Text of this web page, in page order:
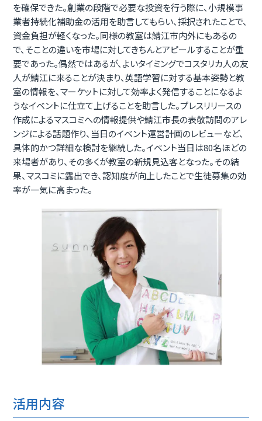
を確保できた。創業の段階で必要な投資を行う際に、小規模事
業者持続化補助金の活用を助言してもらい、採択されたことで、
資金負担が軽くなった。同様の教室は鯖江市内外にもあるの
で、そことの違いを市場に対してきちんとアピールすることが重
要であった。偶然ではあるが、よいタイミングでコスタリカ人の友
人が鯖江に来ることが決まり、英語学習に対する基本姿勢と教
室の情報を、マーケットに対して効率よく発信することになるよ
うなイベントに仕立て上げることを助言した。プレスリリースの
作成によるマスコミへの情報提供や鯖江市長の表敬訪問のアレ
ンジによる話題作り、当日のイベント運営計画のレビューなど、
具体的かつ詳細な検討を継続した。イベント当日は80名ほどの
来場者があり、その多くが教室の新規見込客となった。その結
果、マスコミに露出でき、認知度が向上したことで生徒募集の効
率が一気に高まった。
活用内容